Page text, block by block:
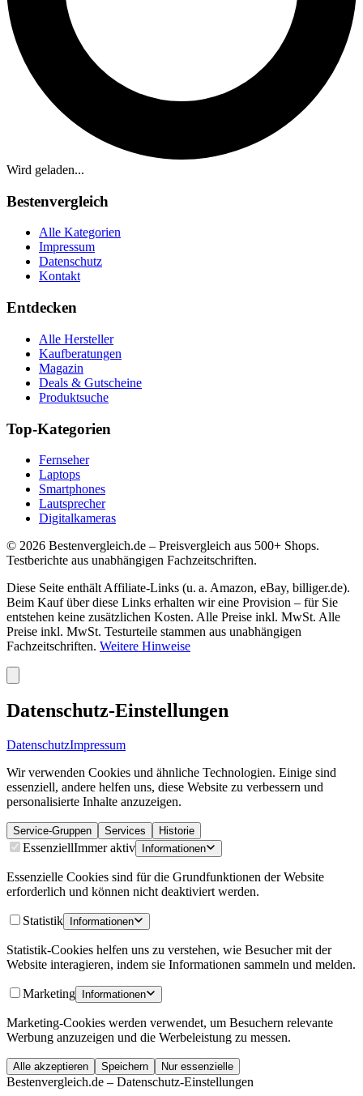
Wird geladen...
Bestenvergleich
Alle Kategorien
Impressum
Datenschutz
Kontakt
Entdecken
Alle Hersteller
Kaufberatungen
Magazin
Deals & Gutscheine
Produktsuche
Top-Kategorien
Fernseher
Laptops
Smartphones
Lautsprecher
Digitalkameras
© 2026 Bestenvergleich.de – Preisvergleich aus 500+ Shops.
Testberichte aus unabhängigen Fachzeitschriften.
Diese Seite enthält Affiliate-Links (u. a. Amazon, eBay, billiger.de).
Beim Kauf über diese Links erhalten wir eine Provision – für Sie
entstehen keine zusätzlichen Kosten. Alle Preise inkl. MwSt. Alle
Preise inkl. MwSt. Testurteile stammen aus unabhängigen
Fachzeitschriften. Weitere Hinweise
Datenschutz-Einstellungen
DatenschutzImpressum
Wir verwenden Cookies und ähnliche Technologien. Einige sind
essenziell, andere helfen uns, diese Website zu verbessern und
personalisierte Inhalte anzuzeigen.
Service-Gruppen Services Historie
EssenziellImmer aktiv Informationen
Essenzielle Cookies sind für die Grundfunktionen der Website
erforderlich und können nicht deaktiviert werden.
Statistik Informationen
Statistik-Cookies helfen uns zu verstehen, wie Besucher mit der
Website interagieren, indem sie Informationen sammeln und melden.
Marketing Informationen
Marketing-Cookies werden verwendet, um Besuchern relevante
Werbung anzuzeigen und die Werbeleistung zu messen.
Alle akzeptieren Speichern Nur essenzielle
Bestenvergleich.de – Datenschutz-Einstellungen